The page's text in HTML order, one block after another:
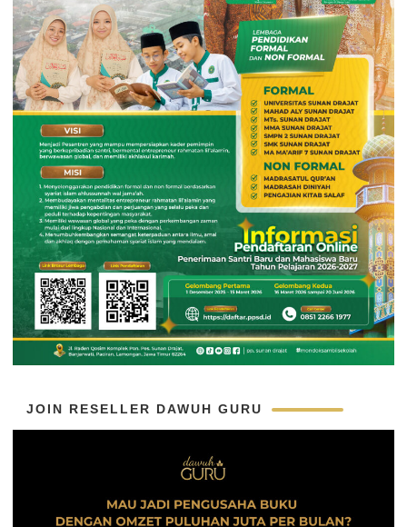
JOIN RESELLER DAWUH GURU